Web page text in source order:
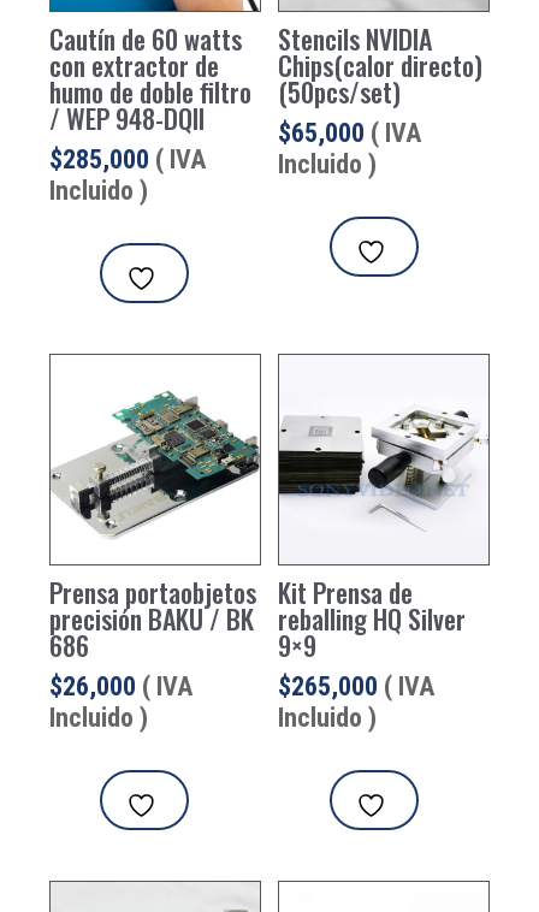
Cautín de 60 watts
con extractor de
humo de doble filtro
/ WEP 948-DQII
$285,000 ( IVA
Incluido )
Stencils NVIDIA
Chips(calor directo)
(50pcs/set)
$65,000 ( IVA
Incluido )
Prensa portaobjetos
precisión BAKU / BK
686
$26,000 ( IVA
Incluido )
Kit Prensa de
reballing HQ Silver
9×9
$265,000 ( IVA
Incluido )